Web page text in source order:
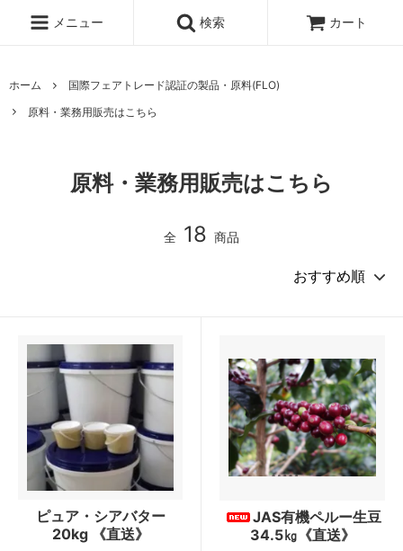
メニュー 検索 カート
ホーム
国際フェアトレード認証の製品・原料(FLO)
原料・業務用販売はこちら
原料・業務用販売はこちら
全 18 商品
ピュア・シアバター
20kg 《直送》
JAS有機ペルー生豆
34.5㎏《直送》